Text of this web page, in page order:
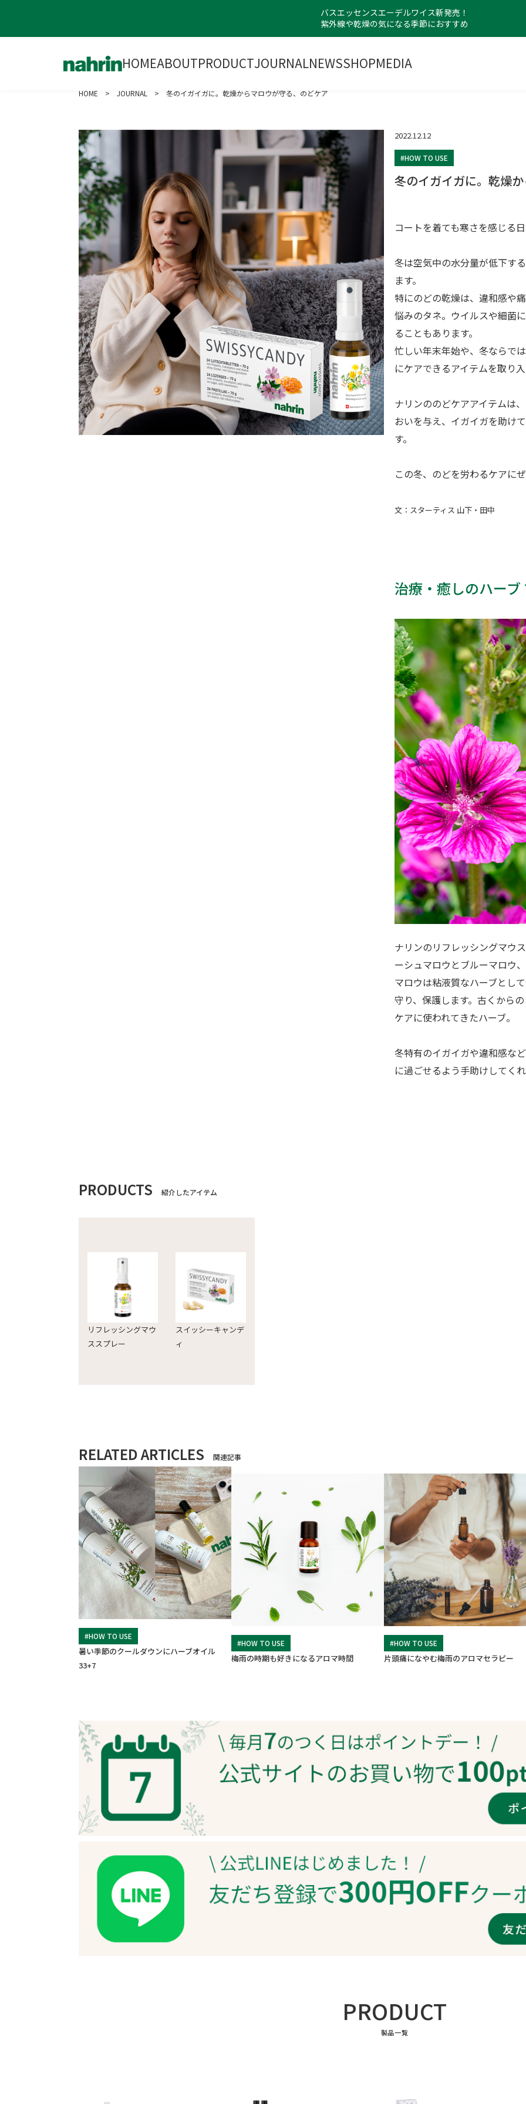
バスエッセンスエーデルワイス新発売！
紫外線や乾燥の気になる季節におすすめ
HOMEABOUTPRODUCTJOURNALNEWSSHOPMEDIA
HOME >JOURNAL > 冬のイガイガに。乾燥からマロウが守る、のどケア
2022.12.12
#HOW TO USE
冬のイガイガに。乾燥
コートを着ても寒さを感じる
冬は空気中の水分量が低下す
ます。
特にのどの乾燥は、違和感や
悩みのタネ。ウイルスや細菌
ることもあります。
忙しい年末年始や、冬ならで
にケアできるアイテムを取り
ナリンののどケアアイテムは
おいを与え、イガイガを助け
す。
この冬、のどを労わるケアに
文：スターティス 山下・田中
治療・癒しのハーブ
ナリンのリフレッシングマウ
ーシュマロウとブルーマロウ
マロウは粘液質なハーブとし
守り、保護します。古くから
ケアに使われてきたハーブ。
冬特有のイガイガや違和感な
に過ごせるよう手助けしてく
PRODUCTS 紹介したアイテム
リフレッシングマウ
ススプレー
スイッシーキャンデ
ィ
RELATED ARTICLES 関連記事
#HOW TO USE
暑い季節のクールダウンにハーブオイル
33+7
#HOW TO USE
梅雨の時期も好きになるアロマ時間
#HOW TO USE
片頭痛になやむ梅雨のアロマセラピー
PRODUCT
製品一覧